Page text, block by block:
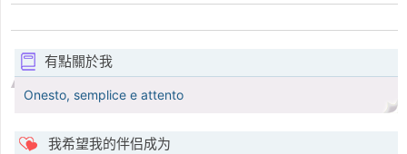
有點關於我
Onesto, semplice e attento
我希望我的伴侣成为